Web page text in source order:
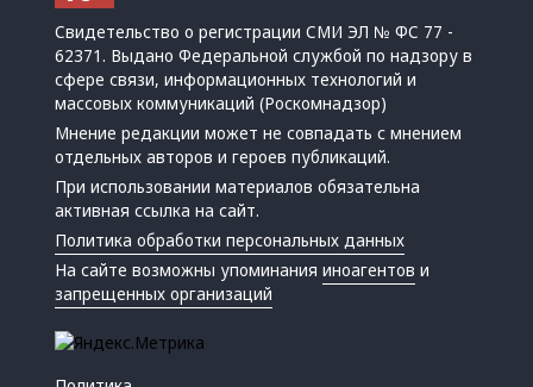
Свидетельство о регистрации СМИ ЭЛ № ФС 77 -
62371. Выдано Федеральной службой по надзору в
сфере связи, информационных технологий и
массовых коммуникаций (Роскомнадзор)
Мнение редакции может не совпадать с мнением
отдельных авторов и героев публикаций.
При использовании материалов обязательна
активная ссылка на сайт.
Политика обработки персональных данных
На сайте возможны упоминанияиноагентов и
запрещенных организаций